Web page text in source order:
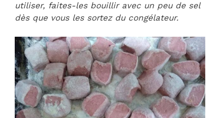
utiliser, faites-les bouillir avec un peu de sel
dès que vous les sortez du congélateur.